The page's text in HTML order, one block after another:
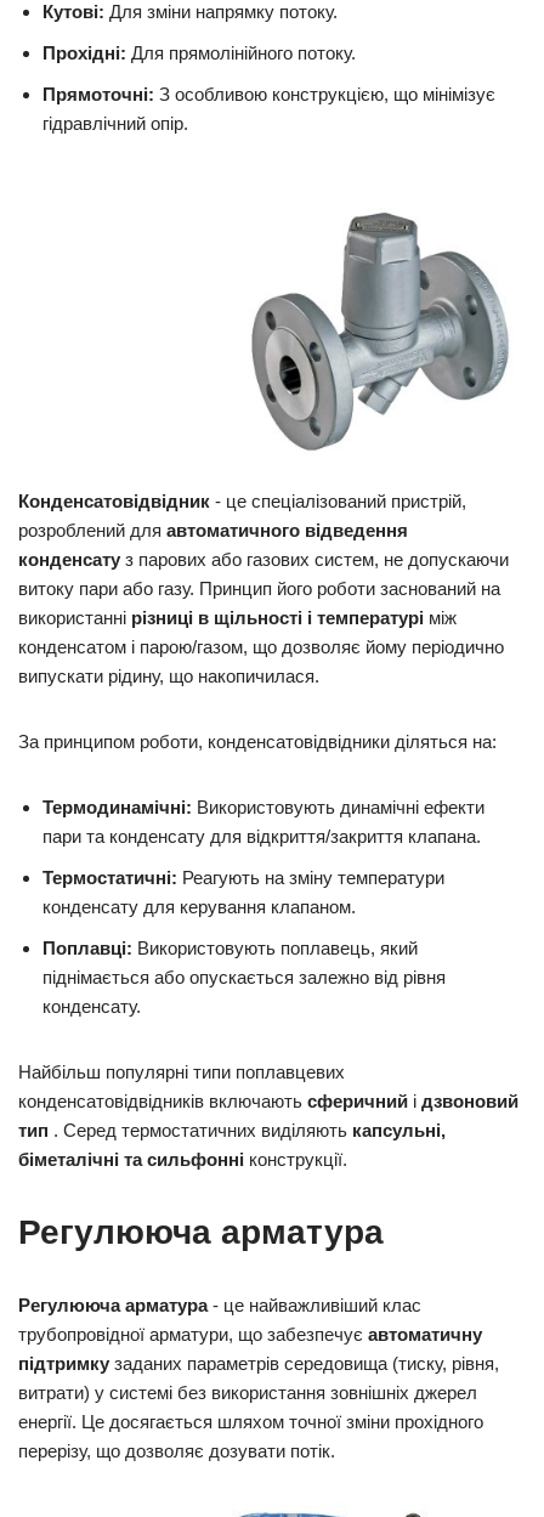
Кутові: Для зміни напрямку потоку.
Прохідні: Для прямолінійного потоку.
Прямоточні: З особливою конструкцією, що мінімізує
гідравлічний опір.
Конденсатовідвідник - це спеціалізований пристрій,
розроблений для автоматичного відведення
конденсату з парових або газових систем, не допускаючи
витоку пари або газу. Принцип його роботи заснований на
використанні різниці в щільності і температурі між
конденсатом і парою/газом, що дозволяє йому періодично
випускати рідину, що накопичилася.
За принципом роботи, конденсатовідвідники діляться на:
Термодинамічні: Використовують динамічні ефекти
пари та конденсату для відкриття/закриття клапана.
Термостатичні: Реагують на зміну температури
конденсату для керування клапаном.
Поплавці: Використовують поплавець, який
піднімається або опускається залежно від рівня
конденсату.
Найбільш популярні типи поплавцевих
конденсатовідвідників включають сферичний і дзвоновий
тип . Серед термостатичних виділяють капсульні,
біметалічні та сильфонні конструкції.
Регулююча арматура
Регулююча арматура- це найважливіший клас
трубопровідної арматури, що забезпечує автоматичну
підтримку заданих параметрів середовища (тиску, рівня,
витрати) у системі без використання зовнішніх джерел
енергії. Це досягається шляхом точної зміни прохідного
перерізу, що дозволяє дозувати потік.